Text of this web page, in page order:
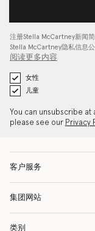
注册Stella McCartney新闻
Stella McCartney隐私信息
阅读更多内容
女性
儿童
You can unsubscribe at
please see our Privacy
客户服务
集团网站
类别